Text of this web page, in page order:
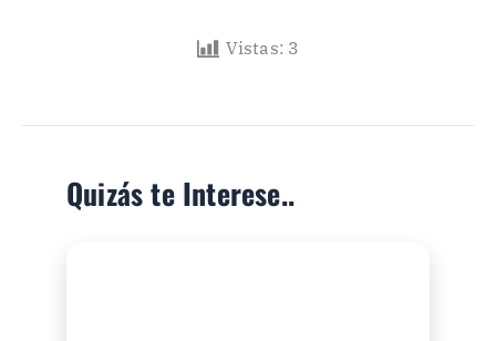
Vistas: 3
Quizás te Interese..